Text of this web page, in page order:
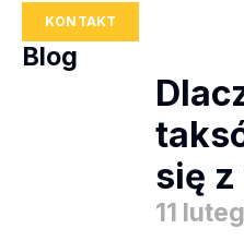
KONTAKT
Blog
się z
11